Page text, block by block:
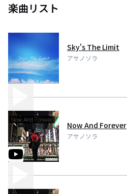
楽曲リスト
Sky's The Limit
アサノソラ
Now And Forever
アサノソラ